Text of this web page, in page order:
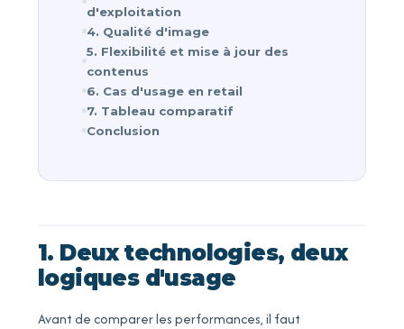
d'exploitation
4. Qualité d'image
5. Flexibilité et mise à jour des
contenus
6. Cas d'usage en retail
7. Tableau comparatif
Conclusion
1. Deux technologies, deux
logiques d'usage
Avant de comparer les performances, il faut